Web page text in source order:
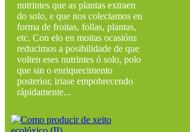
nutrintes que as plantas extraen
do solo, e que nos colectamos en
forma de froitas, follas, plantas,
etc. Con elo en moitas ocasións
reducimos a posibilidade de que
volten eses nutrintes ó solo, polo
que sin o enriquecimento
posterior, iriase empobrecendo
rápidamente...